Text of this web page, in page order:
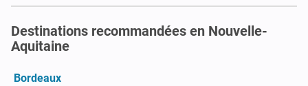
Destinations recommandées en Nouvelle-
Aquitaine
Bordeaux